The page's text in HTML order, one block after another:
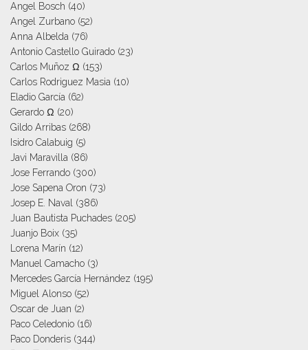
Angel Bosch (40)
Angel Zurbano (52)
Anna Albelda (76)
Antonio Castello Guirado (23)
Carlos Muñoz Ω (153)
Carlos Rodriguez Masia (10)
Eladio García (62)
Gerardo Ω (20)
Gildo Arribas (268)
Isidro Calabuig (5)
Javi Maravilla (86)
Jose Ferrando (300)
Jose Sapena Oron (73)
Josep E. Naval (386)
Juan Bautista Puchades (205)
Juanjo Boix (35)
Lorena Marín (12)
Manuel Camacho (3)
Mercedes García Hernández (195)
Miguel Alonso (52)
Oscar de Juan (2)
Paco Celedonio (16)
Paco Donderis (344)